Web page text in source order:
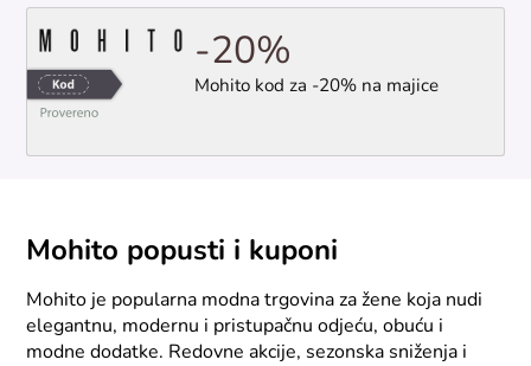
-20%
Mohito kod za -20% na majice
Mohito popusti i kuponi
Mohito je popularna modna trgovina za žene koja nudi
elegantnu, modernu i pristupačnu odjeću, obuću i
modne dodatke. Redovne akcije, sezonska sniženja i